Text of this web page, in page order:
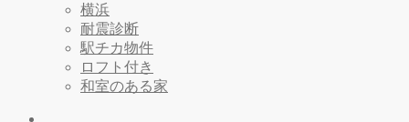
横浜
耐震診断
駅チカ物件
ロフト付き
和室のある家